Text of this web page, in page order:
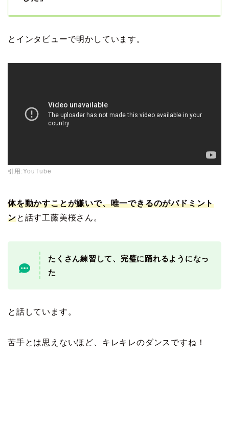
とインタビューで明かしています。
引用:YouTube
体を動かすことが嫌いで、唯一できるのがバドミント
ンと話す工藤美桜さん。
たくさん練習して、完璧に踊れるようになっ
た
と話しています。
苦手とは思えないほど、キレキレのダンスですね！